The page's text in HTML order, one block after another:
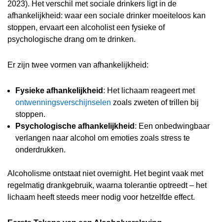
2023). Het verschil met sociale drinkers ligt in de
afhankelijkheid: waar een sociale drinker moeiteloos kan
stoppen, ervaart een alcoholist een fysieke of
psychologische drang om te drinken.
Er zijn twee vormen van afhankelijkheid:
Fysieke afhankelijkheid : Het lichaam reageert met
ontwenningsverschijnselen zoals zweten of trillen bij
stoppen.
Psychologische afhankelijkheid : Een onbedwingbaar
verlangen naar alcohol om emoties zoals stress te
onderdrukken.
Alcoholisme ontstaat niet overnight. Het begint vaak met
regelmatig drankgebruik, waarna tolerantie optreedt – het
lichaam heeft steeds meer nodig voor hetzelfde effect.